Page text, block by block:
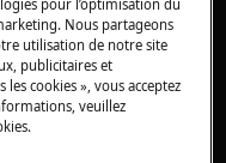
vous déplacez des
il faut deux
Nous partageons
utilisation de notre site
publicitaires et
cookies », vous acceptez
veuillez